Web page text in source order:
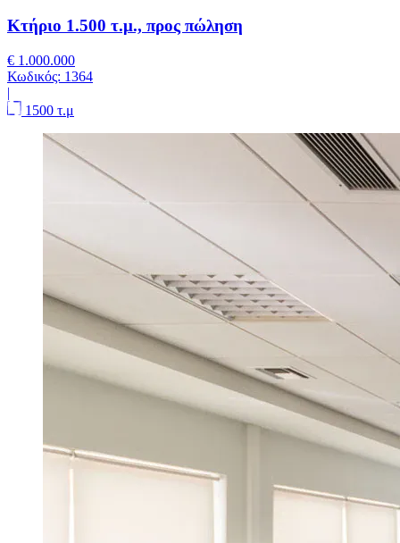
Κτήριο 1.500 τ.μ., προς πώληση
€ 1.000.000
Κωδικός: 1364
|
1500 τ.μ